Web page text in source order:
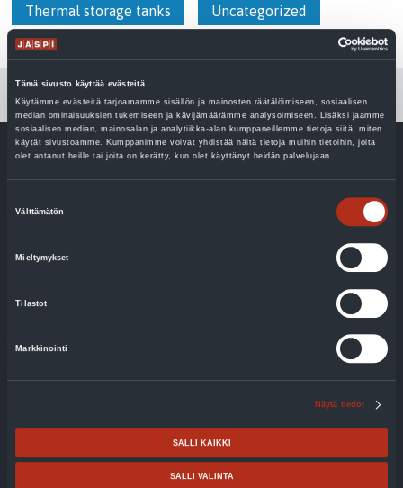
Tämä sivusto käyttää evästeitä
Käytämme evästeitä tarjoamamme sisällön ja mainosten räätälöimiseen, sosiaalisen
median ominaisuuksien tukemiseen ja kävijämäärämme analysoimiseen. Lisäksi jaamme
sosiaalisen median, mainosalan ja analytiikka-alan kumppaneillemme tietoja siitä, miten
käytät sivustoamme. Kumppanimme voivat yhdistää näitä tietoja muihin tietoihin, joita
olet antanut heille tai joita on kerätty, kun olet käyttänyt heidän palvelujaan.
Välttämätön
Mieltymykset
Tilastot
Markkinointi
Näytä tiedot
SALLI KAIKKI
SALLI VALINTA
Thermal storage tanks Uncategorized
Water heaters
predictable
The air-to-water heat pump upgraded the house to a new
The Laaksonen family exchanged oil for geothermal